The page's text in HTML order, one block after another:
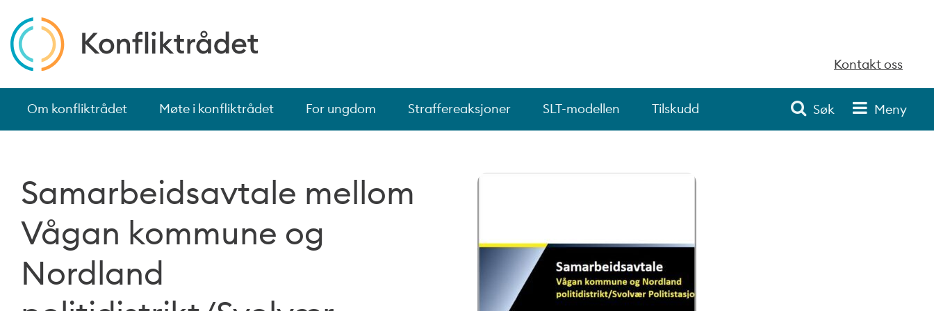
Kontakt oss
Om konfliktrådet Møte i konfliktrådet For ungdom Straffereaksjoner SLT-modellen Tilskudd Søk Meny
Samarbeidsavtale mellom
Vågan kommune og
Nordland